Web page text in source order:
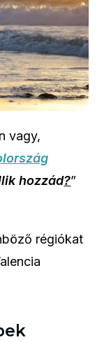
vagy,
hozzád?”
régiókat